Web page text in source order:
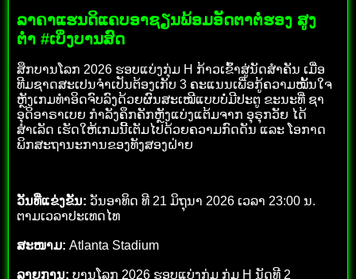
ລາຄາແຮນດິແຄບອາຊຽນພ້ອມອັດຕາຕໍ່ຮອງ ສູງ
ຕ່ຳ #ເບິ່ງບານສົດ
ສຶກບານໂລກ 2026 ຮອບແບ່ງກຸ່ມ H ກ້າວເຂົ້າສູ່ນັດສຳຄັນ ເມື່ອ
ທີມຊາດສະເປນຈຳເປັນຕ້ອງເກັບ 3 ຄະແນນເພື່ອກູ້ຄວາມໝັ້ນໃຈ
ຫຼັງເກມທຳອິດຈົບລົງດ້ວຍຜົນສະເໝີແບບບໍ່ມີປະຕູ ຂະນະທີ່ ຊາ
ອຸດິອາຣາເບຍ ກຳລັງຄຶກຄັກຫຼັງແບ່ງແຕ້ມຈາກ ອຸຣຸກວັຍ ໄດ້
ສຳເລັດ ເຮັດໃຫ້ເກມນີ້ເຕັມໄປດ້ວຍຄວາມກົດດັນ ແລະ ໂອກາດ
ພິກສະຖານະການຂອງທັງສອງຝ່າຍ
ວັນທີ່ແຂ່ງຂັນ: ວັນອາທິດ ທີ 21 ມິຖຸນາ 2026 ເວລາ 23:00 ນ.
ຕາມເວລາປະເທດໄທ
ສະໜາມ: Atlanta Stadium
ລາຍການ: ບານໂລກ 2026 ຮອບແບ່ງກຸ່ມ ກຸ່ມ H ນັດທີ 2